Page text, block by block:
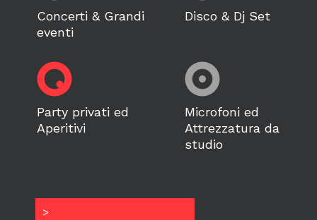
Concerti & Grandi
eventi
Disco & Dj Set
Party privati ed
Aperitivi
Microfoni ed
Attrezzatura da
studio
>